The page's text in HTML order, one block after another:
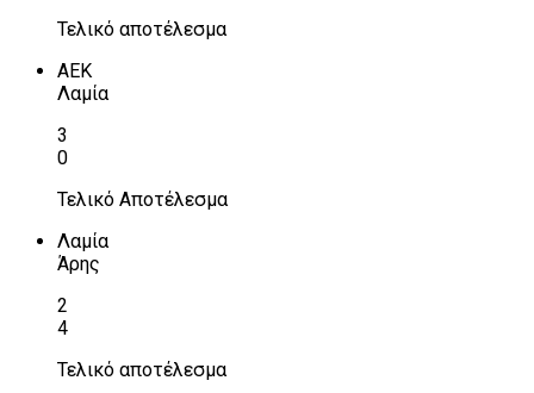
Τελικό αποτέλεσμα
ΑΕΚ
Λαμία
3
0
Τελικό Αποτέλεσμα
Λαμία
Άρης
2
4
Τελικό αποτέλεσμα